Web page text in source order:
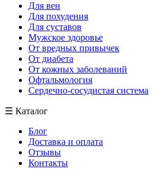
Для вен
Для похудения
Для суставов
Мужское здоровье
От вредных привычек
От диабета
От кожных заболеваний
Офтальмология
Сердечно-сосудистая система
☰ Каталог
Блог
Доставка и оплата
Отзывы
Контакты